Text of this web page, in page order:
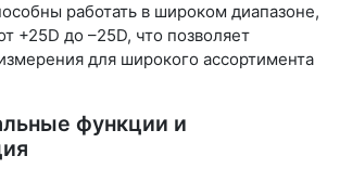
работать в широком диапазоне,
+25D до –25D, что позволяет
для широкого ассортимента
функции и